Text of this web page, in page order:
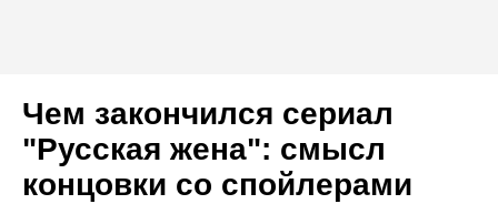
Чем закончился сериал
"Русская жена": смысл
концовки со спойлерами